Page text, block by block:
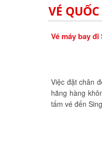
VÉ QUỐC
Vé máy bay
Việc đặt chân
hãng hàng
tấm vé đến